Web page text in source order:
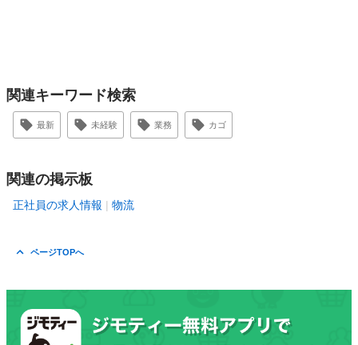
関連キーワード検索
最新 未経験 業務 カゴ
関連の掲示板
正社員の求人情報 物流
ページTOPへ